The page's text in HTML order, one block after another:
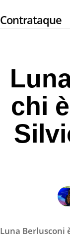
to
Contrataque
chi
Luna Berlusconi